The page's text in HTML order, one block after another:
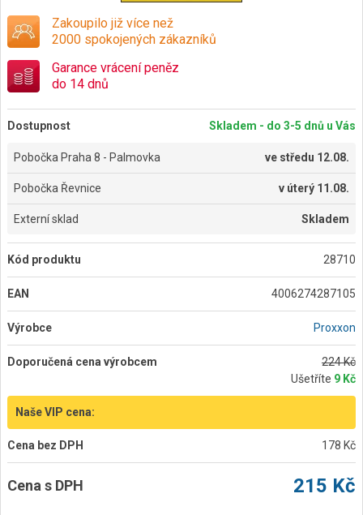
Zakoupilo již více než
2000 spokojených zákazníků
Garance vrácení peněz
do 14 dnů
Dostupnost Skladem - do 3-5 dnů u Vás
Pobočka Praha 8 - Palmovka ve středu 12.08.
Pobočka Řevnice v úterý 11.08.
Externí sklad Skladem
Kód produktu 28710
EAN 4006274287105
Výrobce Proxxon
Doporučená cena výrobcem
224 Kč
Ušetříte 9 Kč
Naše VIP cena:
Cena bez DPH 178 Kč
Cena s DPH 215 Kč